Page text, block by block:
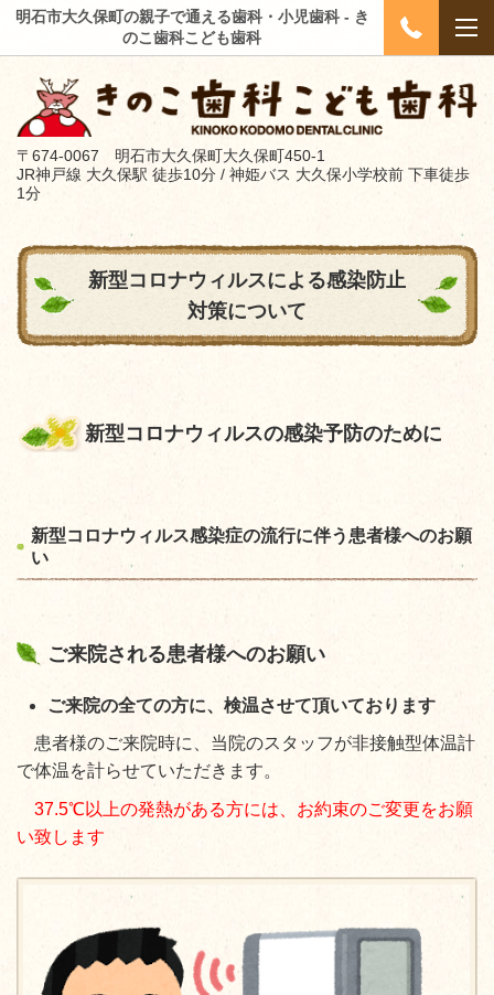
明石市大久保町の親子で通える歯科・小児歯科 - き
のこ歯科こども歯科
〒674-0067 明石市大久保町大久保町450-1
JR神戸線 大久保駅 徒歩10分 / 神姫バス 大久保小学校前 下車徒歩
1分
新型コロナウィルスによる感染防止
対策について
新型コロナウィルスの感染予防のために
新型コロナウィルス感染症の流行に伴う患者様へのお願
い
ご来院される患者様へのお願い
ご来院の全ての方に、検温させて頂いております
患者様のご来院時に、当院のスタッフが非接触型体温計
で体温を計らせていただきます。
37.5℃以上の発熱がある方には、お約束のご変更をお願
い致します